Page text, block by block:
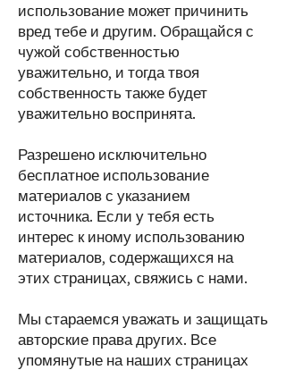
использование может причинить
вред тебе и другим. Обращайся с
чужой собственностью
уважительно, и тогда твоя
собственность также будет
уважительно воспринята.
Разрешено исключительно
бесплатное использование
материалов с указанием
источника. Если у тебя есть
интерес к иному использованию
материалов, содержащихся на
этих страницах, свяжись с нами.
Мы стараемся уважать и защищать
авторские права других. Все
упомянутые на наших страницах